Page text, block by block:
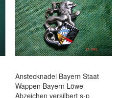
Anstecknadel Bayern Staat
Wappen Bayern Löwe
Abzeichen versilbert s-p